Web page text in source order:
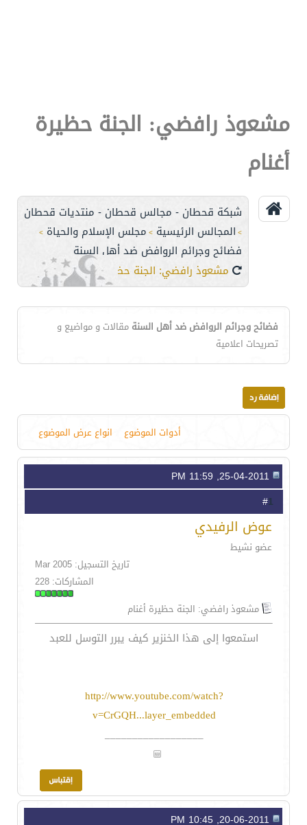
مشعوذ رافضي: الجنة حظيرة
أغنام
شبكة قحطان - مجالس قحطان - منتديات قحطان
> المجالس الرئيسية > مجلس الإسلام والحياة >
فضائح وجرائم الروافض ضد أهل السنة
مشعوذ رافضي: الجنة حظيرة أغنام
فضائح وجرائم الروافض ضد أهل السنة مقالات و مواضيع و
تصريحات اعلامية
أدوات الموضوع انواع عرض الموضوع
1
عوض الرفيدي
عضو نشيط
تاريخ التسجيل: Mar 2005
المشاركات: 228
مشعوذ رافضي: الجنة حظيرة أغنام
استمعوا إلى هذا الخنزير كيف يبرر التوسل للعبد
http://www.youtube.com/watch?
v=CrGQH...layer_embedded
__________________